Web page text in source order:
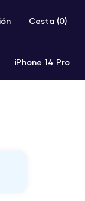
Cesta (0)
iPhone 14 Pro